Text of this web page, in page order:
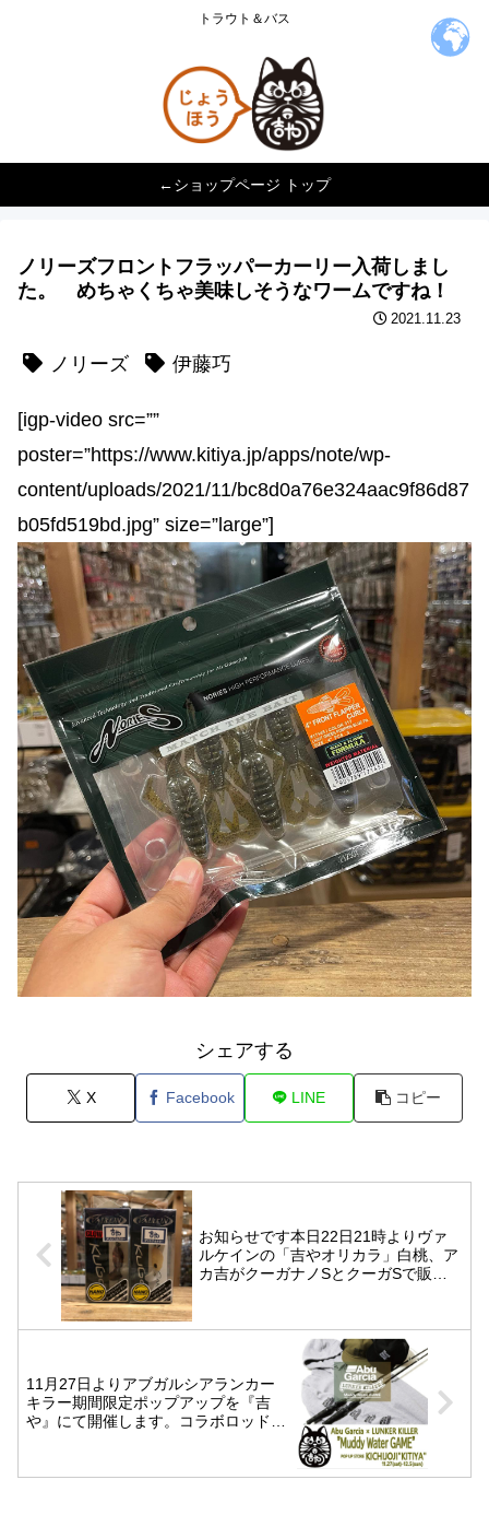
トラウト＆バス
←ショップページ トップ
ノリーズフロントフラッパーカーリー入荷しまし
た。 めちゃくちゃ美味しそうなワームですね！
2021.11.23
ノリーズ 伊藤巧
[igp-video src=””
poster=”https://www.kitiya.jp/apps/note/wp-
content/uploads/2021/11/bc8d0a76e324aac9f86d87
b05fd519bd.jpg” size=”large”]
シェアする
X Facebook LINE コピー
お知らせです️本日22日21時よりヴァ
ルケインの「吉やオリカラ」白桃、ア
カ吉がクーガナノSとクーガSで販売
🤲店頭販売は23日になります。
11月27日よりアブガルシア️ランカー
キラー期間限定ポップアップを『吉
や』にて開催します。コラボロッドや